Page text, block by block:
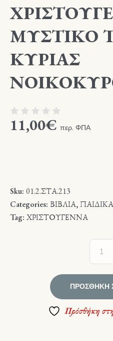
ΜΥΣΤΙΚΟ
ΚΥΡΙΑΣ
11,00€ περ. ΦΠΑ
Sku: 01.2.ΣΤΑ.213
Categories: ΒΙΒΛΙΑ,ΠΑΙΔΙΚΑ
Tag: ΧΡΙΣΤΟΥΓΕΝΝΑ
ΠΡΟΣΘΉΚΗ
Πρόσθήκη